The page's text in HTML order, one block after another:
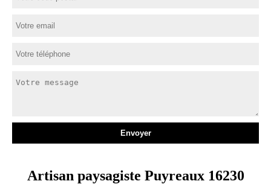
Artisan paysagiste Puyreaux 16230